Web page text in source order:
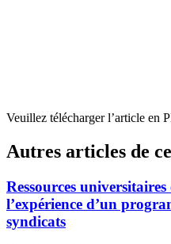
Veuillez télécharger l’article en
Autres articles de
Ressources
l’expérience d’un
syndicats